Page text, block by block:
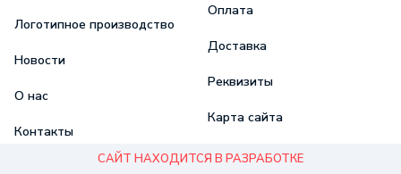
САЙТ НАХОДИТСЯ В РАЗРАБОТКЕ
Логотипное производство
Новости
О нас
Контакты
Оплата
Доставка
Реквизиты
Карта сайта